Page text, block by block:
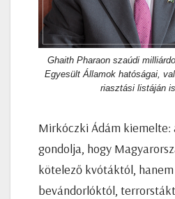
Ghaith Pharaon szaúdi
Egyesült Államok hatóságai,
riasztási listáján
Mirkóczki Ádám kiemelte:
gondolja, hogy
kötelező kvótáktól, hanem
bevándorlóktól,